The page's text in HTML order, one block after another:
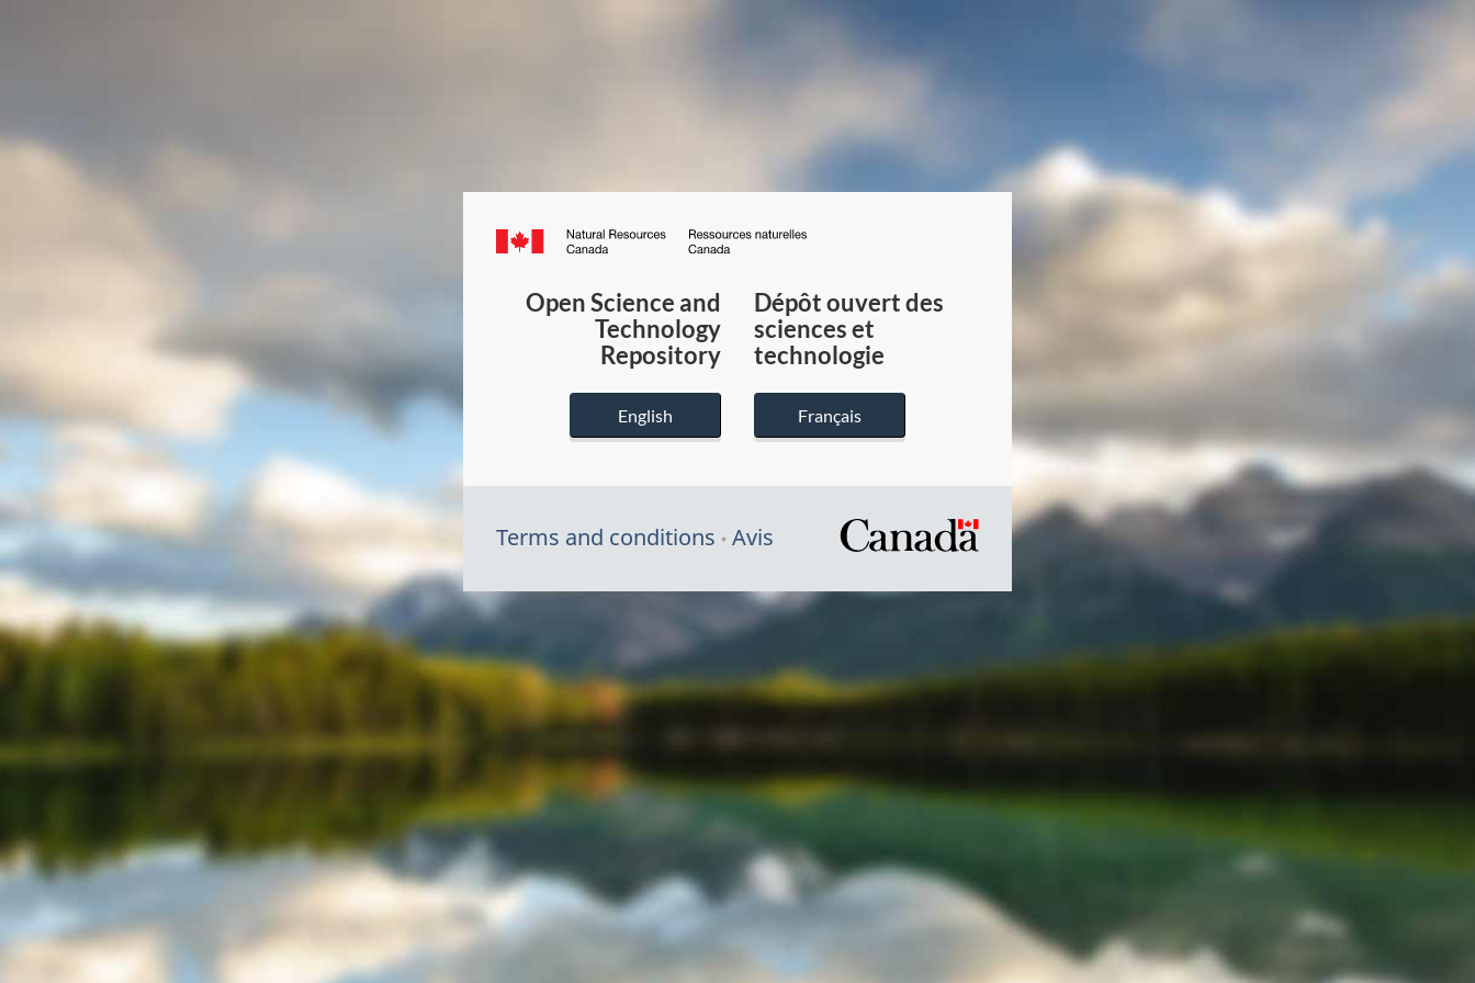
Canada.ca
du
Canada
Open Science and
Technology
Repository
English
Dépôt ouvert des
sciences et
technologie
Français
Terms and conditions Avis
/
gouvernement
du